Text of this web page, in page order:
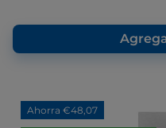
Ahorra €48,07